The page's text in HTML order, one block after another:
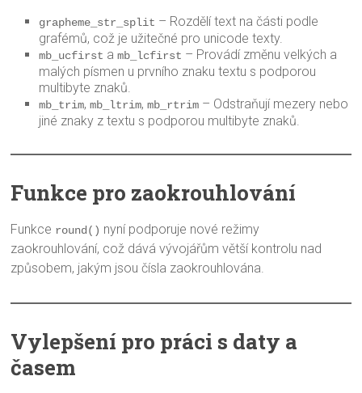
grapheme_str_split – Rozdělí text na části podle
grafémů, což je užitečné pro unicode texty.
mb_ucfirst amb_lcfirst – Provádí změnu velkých a
malých písmen u prvního znaku textu s podporou
multibyte znaků.
mb_trim,mb_ltrim,mb_rtrim – Odstraňují mezery nebo
jiné znaky z textu s podporou multibyte znaků.
Funkce pro zaokrouhlování
Funkce round() nyní podporuje nové režimy
zaokrouhlování, což dává vývojářům větší kontrolu nad
způsobem, jakým jsou čísla zaokrouhlována.
Vylepšení pro práci s daty a
časem